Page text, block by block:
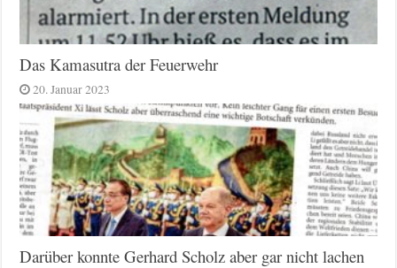
Das Kamasutra der Feuerwehr
20. Januar 2023
Darüber konnte Gerhard Scholz aber gar nicht lachen